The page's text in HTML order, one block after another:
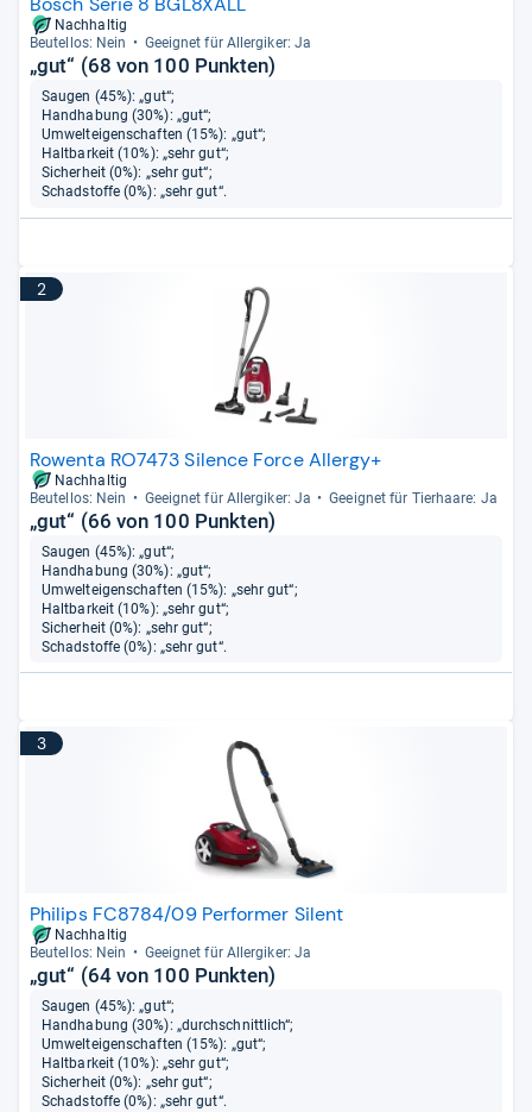
Nachhaltig
Beu­tel­los: Nein
Geeig­net für All­er­gi­ker: Ja
„gut“ (68 von 100 Punkten)
Saugen (45%): „gut“;
Handhabung (30%): „gut“;
Umwelteigenschaften (15%): „gut“;
Haltbarkeit (10%): „sehr gut“;
Sicherheit (0%): „sehr gut“;
Schadstoffe (0%): „sehr gut“.
2
Rowenta RO7473 Silence Force Allergy+
Nachhaltig
Beu­tel­los: Nein
Geeig­net für All­er­gi­ker: Ja Geeig­net für Tier­haare: Ja
„gut“ (66 von 100 Punkten)
Saugen (45%): „gut“;
Handhabung (30%): „gut“;
Umwelteigenschaften (15%): „sehr gut“;
Haltbarkeit (10%): „sehr gut“;
Sicherheit (0%): „sehr gut“;
Schadstoffe (0%): „sehr gut“.
3
Philips FC8784/09 Performer Silent
Nachhaltig
Beu­tel­los: Nein
Geeig­net für All­er­gi­ker: Ja
„gut“ (64 von 100 Punkten)
Saugen (45%): „gut“;
Handhabung (30%): „durchschnittlich“;
Umwelteigenschaften (15%): „gut“;
Haltbarkeit (10%): „sehr gut“;
Sicherheit (0%): „sehr gut“;
Schadstoffe (0%): „sehr gut“.